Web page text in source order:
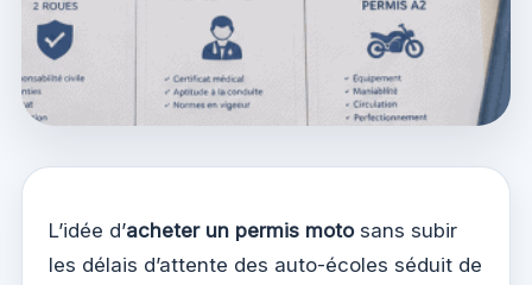
L’idée d’acheter un permis motosans subir
les délais d’attente des auto-écoles séduit de